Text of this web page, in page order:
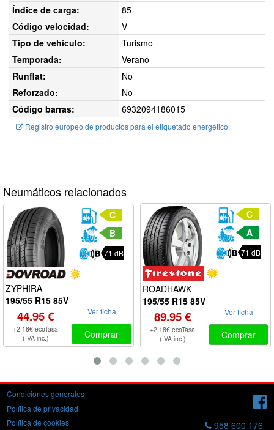
Índice de carga:
85
Código velocidad:
V
Tipo de vehículo:
Turismo
Temporada:
Verano
Runflat:
No
Reforzado:
No
Código barras:
6932094186015
Registro europeo de productos para el etiquetado energético
Neumáticos relacionados
C
B
71 dB
ZYPHIRA
195/55 R15 85V
44.95 €
+2.18€ ecoTasa
(IVA inc.)
Ver ficha
Comprar
C
A
71 dB
ROADHAWK
195/55 R15 85V
89.95 €
+2.18€ ecoTasa
(IVA inc.)
Ver ficha
Comprar
Condiciones generales
Política de privacidad
Política de cookies
958 600 176